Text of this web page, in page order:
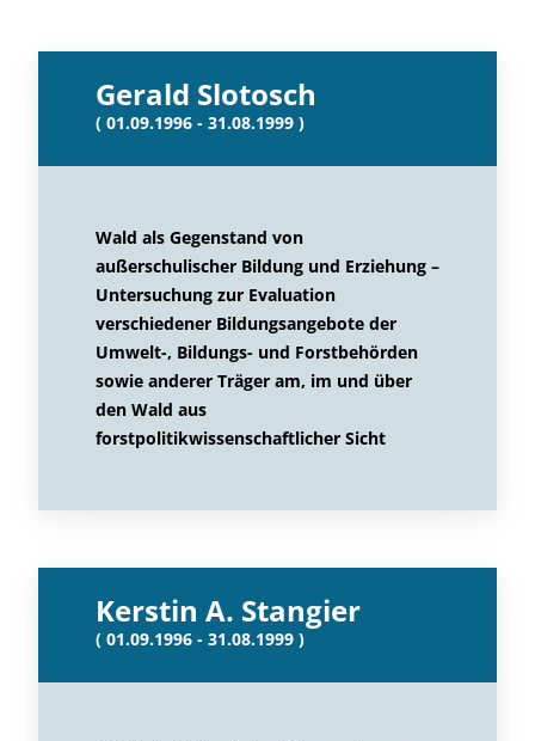
Gerald Slotosch
( 01.09.1996 - 31.08.1999 )
Wald als Gegenstand von
außerschulischer Bildung und Erziehung –
Untersuchung zur Evaluation
verschiedener Bildungsangebote der
Umwelt-, Bildungs- und Forstbehörden
sowie anderer Träger am, im und über
den Wald aus
forstpolitikwissenschaftlicher Sicht
Kerstin A. Stangier
( 01.09.1996 - 31.08.1999 )